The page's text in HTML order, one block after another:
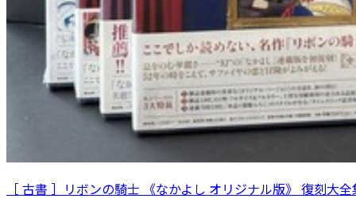
［ 古書 ］リボンの騎士 《なかよし オリジナル版》 復刻大